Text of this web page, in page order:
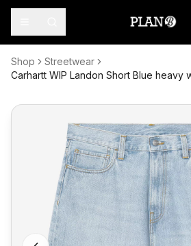
Shop
Streetwear
Carhartt WIP Landon Short Blue heavy